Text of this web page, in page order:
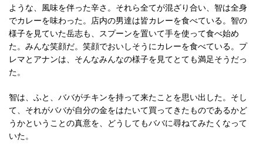
ような、風味を伴った辛さ。それら全てが混ざり合い、智は全身
でカレーを味わった。店内の男達は皆カレーを食べている。智の
様子を見ていた岳志も、スプーンを置いて手を使って食べ始め
た。みんな笑顔だ。笑顔でおいしそうにカレーを食べている。プ
レマとアナンは、そんなみんなの様子を見てとても満足そうだっ
た。
智は、ふと、ババがチキンを持って来たことを思い出した。そし
て、それがババが自分の金をはたいて買ってきたものであるかど
うかということの真意を、どうしてもババに尋ねてみたくなって
いた。